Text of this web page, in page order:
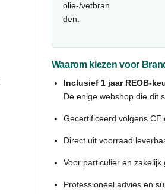
olie-/vetbran
den.
Waarom kiezen voor
Inclusief 1 jaar REOB-
De enige webshop die dit
Gecertificeerd volgens CE
Direct uit voorraad
Voor particulier en zakelijk
Professioneel advies en